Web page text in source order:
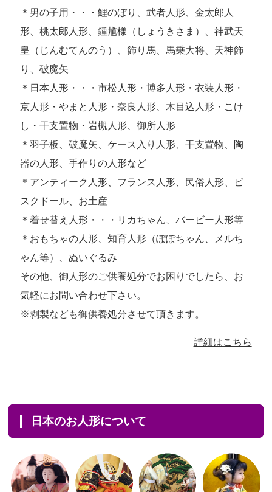
＊男の子用・・・鯉のぼり、武者人形、金太郎人
形、桃太郎人形、鍾馗様（しょうきさま）、神武天
皇（じんむてんのう）、飾り馬、馬乗大将、天神飾
り、破魔矢
＊日本人形・・・市松人形・博多人形・衣装人形・
京人形・やまと人形・奈良人形、木目込人形・こけ
し・干支置物・岩槻人形、御所人形
＊羽子板、破魔矢、ケース入り人形、干支置物、陶
器の人形、手作りの人形など
＊アンティーク人形、フランス人形、民俗人形、ビ
スクドール、お土産
＊着せ替え人形・・・リカちゃん、バービー人形等
＊おもちゃの人形、知育人形（ぽぽちゃん、メルち
ゃん等）、ぬいぐるみ
その他、御人形のご供養処分でお困りでしたら、お
気軽にお問い合わせ下さい。
※剥製なども御供養処分させて頂きます。
詳細はこちら
日本のお人形について